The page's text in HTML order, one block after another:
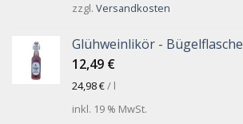
zzgl. Versandkosten
Glühweinlikör - Bügelflasche
12,49 €
24,98€/ l
inkl. 19 % MwSt.